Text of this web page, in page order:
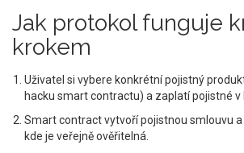
Jak protokol funguje
krokem
Uživatel si vybere konkrétní pojistný
hacku smart contractu) a zaplatí pojistné v
Smart contract vytvoří pojistnou smlouvu a
kde je veřejně ověřitelná.